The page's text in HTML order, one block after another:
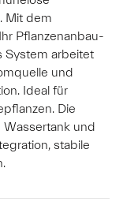
Mit dem
Pflanzenanbau-
System arbeitet
und
Ideal für
Die
und
stabile